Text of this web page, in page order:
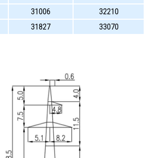
31006
32210
31827 33070